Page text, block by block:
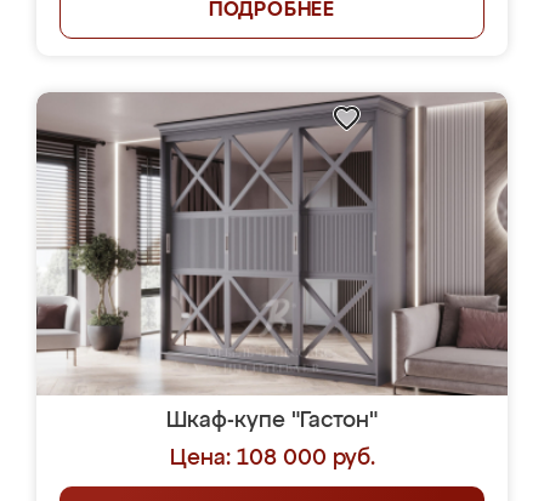
ПОДРОБНЕЕ
Шкаф-купе "Гастон"
Цена: 108 000 руб.